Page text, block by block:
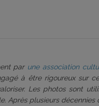
par une association
à être rigoureux sur
Les photos sont
Après plusieurs décennies